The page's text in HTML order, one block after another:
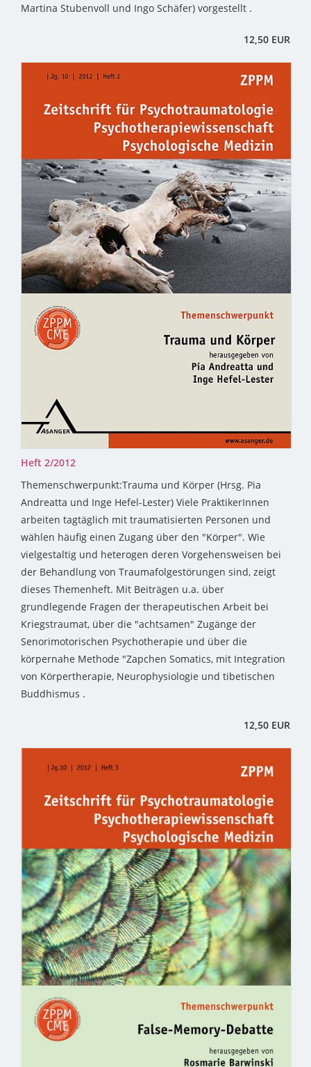
Martina Stubenvoll und Ingo Schäfer) vorgestellt .
12,50 EUR
Heft 2/2012
Themenschwerpunkt:Trauma und Körper (Hrsg. Pia
Andreatta und Inge Hefel-Lester) Viele PraktikerInnen
arbeiten tagtäglich mit traumatisierten Personen und
wählen häufig einen Zugang über den "Körper". Wie
vielgestaltig und heterogen deren Vorgehensweisen bei
der Behandlung von Traumafolgestörungen sind, zeigt
dieses Themenheft. Mit Beiträgen u.a. über
grundlegende Fragen der therapeutischen Arbeit bei
Kriegstraumat, über die "achtsamen" Zugänge der
Senorimotorischen Psychotherapie und über die
körpernahe Methode "Zapchen Somatics, mit Integration
von Körpertherapie, Neurophysiologie und tibetischen
Buddhismus .
12,50 EUR